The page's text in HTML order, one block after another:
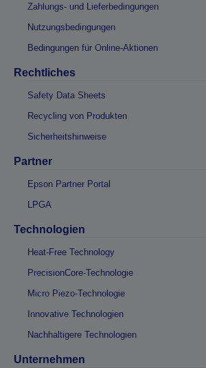
Zahlungs- und Lieferbedingungen
Nutzungsbedingungen
Bedingungen für Online-Aktionen
Rechtliches
Safety Data Sheets
Recycling von Produkten
Sicherheitshinweise
Partner
Epson Partner Portal
LPGA
Technologien
Heat-Free Technology
PrecisionCore-Technologie
Micro Piezo-Technologie
Innovative Technologien
Nachhaltigere Technologien
Unternehmen